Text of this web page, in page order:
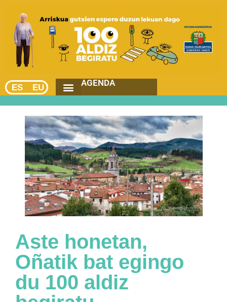
ES EU AGENDA
Aste honetan,
Oñatik bat egingo
du 100 aldiz